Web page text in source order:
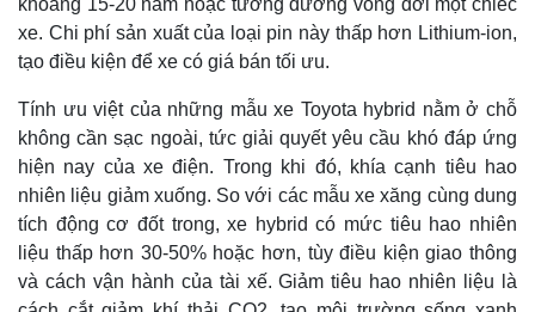
khoảng 15-20 năm hoặc tương đương vòng đời một chiếc
xe. Chi phí sản xuất của loại pin này thấp hơn Lithium-ion,
tạo điều kiện để xe có giá bán tối ưu.
Tính ưu việt của những mẫu xe Toyota hybrid nằm ở chỗ
không cần sạc ngoài, tức giải quyết yêu cầu khó đáp ứng
hiện nay của xe điện. Trong khi đó, khía cạnh tiêu hao
nhiên liệu giảm xuống. So với các mẫu xe xăng cùng dung
tích động cơ đốt trong, xe hybrid có mức tiêu hao nhiên
liệu thấp hơn 30-50% hoặc hơn, tùy điều kiện giao thông
và cách vận hành của tài xế. Giảm tiêu hao nhiên liệu là